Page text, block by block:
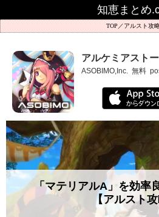
知恵まとめ
アルスト攻
アルケミアスト
ASOBIMO,Inc. 無料
「マテリアルA」を効率
【アルスト攻